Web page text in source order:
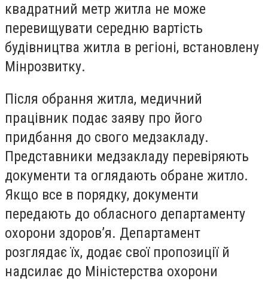
квадратний метр житла не може
перевищувати середню вартість
будівництва житла в регіоні, встановлену
Мінрозвитку.
Після обрання житла, медичний
працівник подає заяву про його
придбання до свого медзакладу.
Представники медзакладу перевіряють
документи та оглядають обране житло.
Якщо все в порядку, документи
передають до обласного департаменту
охорони здоров’я. Департамент
розглядає їх, додає свої пропозиції й
надсилає до Міністерства охорони